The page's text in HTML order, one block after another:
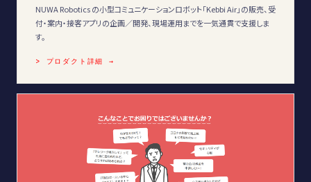
NUWA Robotics の小型コミュニケーションロボット「Kebbi Air」の販売、受
付・案内・接客アプリの企画／開発、現場運用までを一気通貫で支援しま
す。
> プロダクト詳細 →